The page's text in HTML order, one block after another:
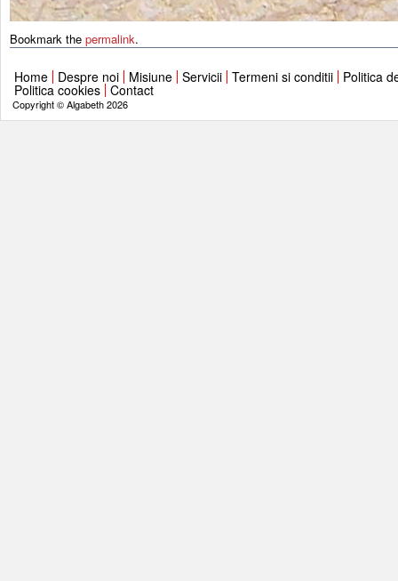
Bookmark the permalink.
Home Despre noi Misiune Servicii Termeni si conditii Politica
Politica cookies Contact
Copyright © Algabeth 2026